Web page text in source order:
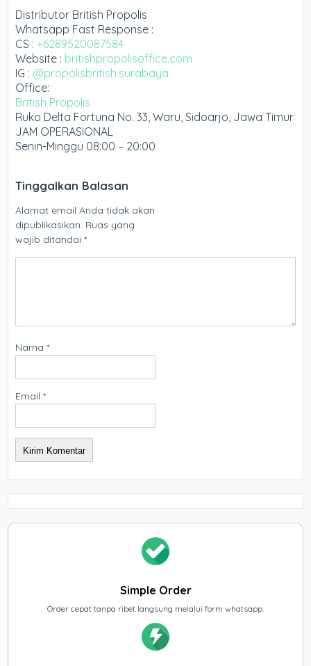
Distributor British Propolis
Whatsapp Fast Response :
CS : +6289520087584
Website : britishpropolisoffice.com
IG : @propolisbritish.surabaya
Office:
British Propolis
Ruko Delta Fortuna No. 33, Waru, Sidoarjo, Jawa Timur
JAM OPERASIONAL
Senin-Minggu 08:00 – 20:00
Tinggalkan Balasan
Alamat email Anda tidak akan
dipublikasikan. Ruas yang
wajib ditandai*
Nama*
Email*
Simple Order
Order cepat tanpa ribet langsung melalui form whatsapp.